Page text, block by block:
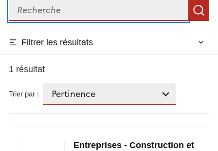
Recherche
Filtrer les résultats
1 résultat
Trier par :
Entreprises - Construction et